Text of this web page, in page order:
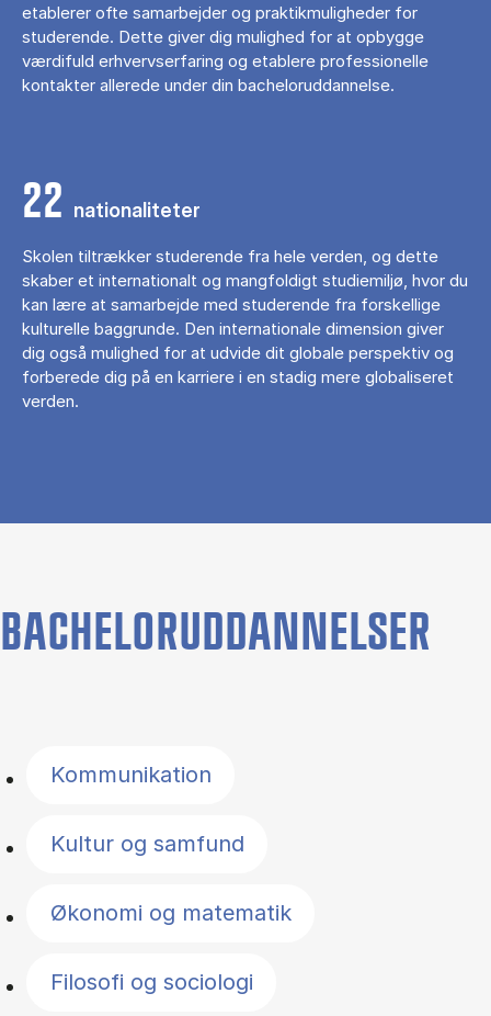
etablerer ofte samarbejder og praktikmuligheder for
studerende. Dette giver dig mulighed for at opbygge
værdifuld erhvervserfaring og etablere professionelle
kontakter allerede under din bacheloruddannelse.
22 nationaliteter
Skolen tiltrækker studerende fra hele verden, og dette
skaber et internationalt og mangfoldigt studiemiljø, hvor du
kan lære at samarbejde med studerende fra forskellige
kulturelle baggrunde. Den internationale dimension giver
dig også mulighed for at udvide dit globale perspektiv og
forberede dig på en karriere i en stadig mere globaliseret
verden.
BACHELORUDDANNELSER
Kommunikation
Kultur og samfund
Økonomi og matematik
Filosofi og sociologi